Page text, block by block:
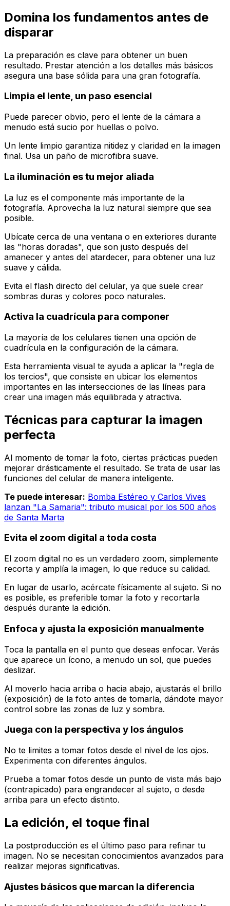
Domina los fundamentos antes de
disparar
La preparación es clave para obtener un buen
resultado. Prestar atención a los detalles más básicos
asegura una base sólida para una gran fotografía.
Limpia el lente, un paso esencial
Puede parecer obvio, pero el lente de la cámara a
menudo está sucio por huellas o polvo.
Un lente limpio garantiza nitidez y claridad en la imagen
final. Usa un paño de microfibra suave.
La iluminación es tu mejor aliada
La luz es el componente más importante de la
fotografía. Aprovecha la luz natural siempre que sea
posible.
Ubícate cerca de una ventana o en exteriores durante
las "horas doradas", que son justo después del
amanecer y antes del atardecer, para obtener una luz
suave y cálida.
Evita el flash directo del celular, ya que suele crear
sombras duras y colores poco naturales.
Activa la cuadrícula para componer
La mayoría de los celulares tienen una opción de
cuadrícula en la configuración de la cámara.
Esta herramienta visual te ayuda a aplicar la "regla de
los tercios", que consiste en ubicar los elementos
importantes en las intersecciones de las líneas para
crear una imagen más equilibrada y atractiva.
Técnicas para capturar la imagen
perfecta
Al momento de tomar la foto, ciertas prácticas pueden
mejorar drásticamente el resultado. Se trata de usar las
funciones del celular de manera inteligente.
Te puede interesar: Bomba Estéreo y Carlos Vives
lanzan "La Samaria": tributo musical por los 500 años
de Santa Marta
Evita el zoom digital a toda costa
El zoom digital no es un verdadero zoom, simplemente
recorta y amplía la imagen, lo que reduce su calidad.
En lugar de usarlo, acércate físicamente al sujeto. Si no
es posible, es preferible tomar la foto y recortarla
después durante la edición.
Enfoca y ajusta la exposición manualmente
Toca la pantalla en el punto que deseas enfocar. Verás
que aparece un ícono, a menudo un sol, que puedes
deslizar.
Al moverlo hacia arriba o hacia abajo, ajustarás el brillo
(exposición) de la foto antes de tomarla, dándote mayor
control sobre las zonas de luz y sombra.
Juega con la perspectiva y los ángulos
No te limites a tomar fotos desde el nivel de los ojos.
Experimenta con diferentes ángulos.
Prueba a tomar fotos desde un punto de vista más bajo
(contrapicado) para engrandecer al sujeto, o desde
arriba para un efecto distinto.
La edición, el toque final
La postproducción es el último paso para refinar tu
imagen. No se necesitan conocimientos avanzados para
realizar mejoras significativas.
Ajustes básicos que marcan la diferencia